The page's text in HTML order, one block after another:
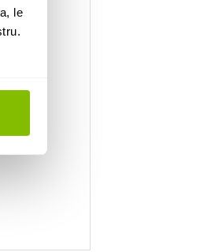
le